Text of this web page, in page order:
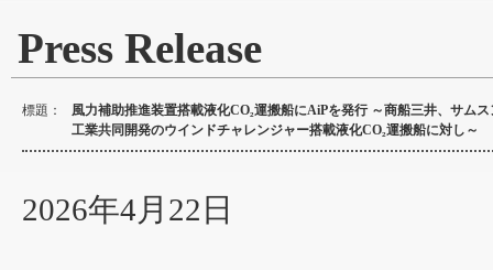
Press Release
標題：
風力補助推進装置搭載液化CO₂運搬船にAiPを発行 ～商船三井、サムス
工業共同開発のウインドチャレンジャー搭載液化CO₂運搬船に対し～
2026年4月22日